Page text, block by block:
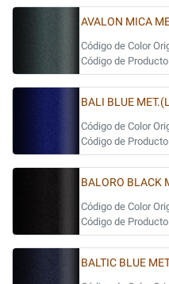
AVALON MICA
Código de Color
Código de
BALI BLUE
Código de Color
Código de
BALORO BLACK
Código de Color
Código de
BALTIC BLUE